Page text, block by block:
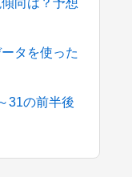
向は？予想
タを使った
31の前半後